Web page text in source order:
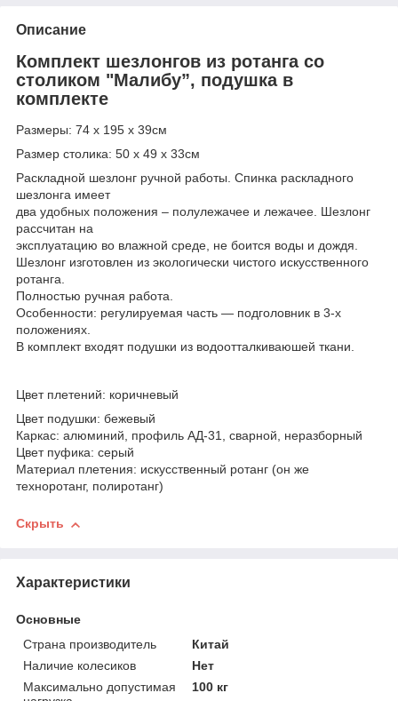
Описание
Комплект шезлонгов из ротанга со
столиком "Малибу”, подушка в
комплекте
Размеры: 74 х 195 х 39см
Размер столика: 50 х 49 х 33см
Раскладной шезлонг ручной работы. Спинка раскладного
шезлонга имеет
два удобных положения – полулежачее и лежачее. Шезлонг
рассчитан на
эксплуатацию во влажной среде, не боится воды и дождя.
Шезлонг изготовлен из экологически чистого искусственного
ротанга.
Полностью ручная работа.
Особенности: регулируемая часть ― подголовник в 3-х
положениях.
В комплект входят подушки из водоотталкиваюшей ткани.
Цвет плетений: коричневый
Цвет подушки: бежевый
Каркас: алюминий, профиль АД-31, сварной, неразборный
Цвет пуфика: серый
Материал плетения: искусственный ротанг (он же
техноротанг, полиротанг)
Скрыть
Характеристики
Основные
Страна производитель
Китай
Наличие колесиков
Нет
Максимально допустимая
100 кг